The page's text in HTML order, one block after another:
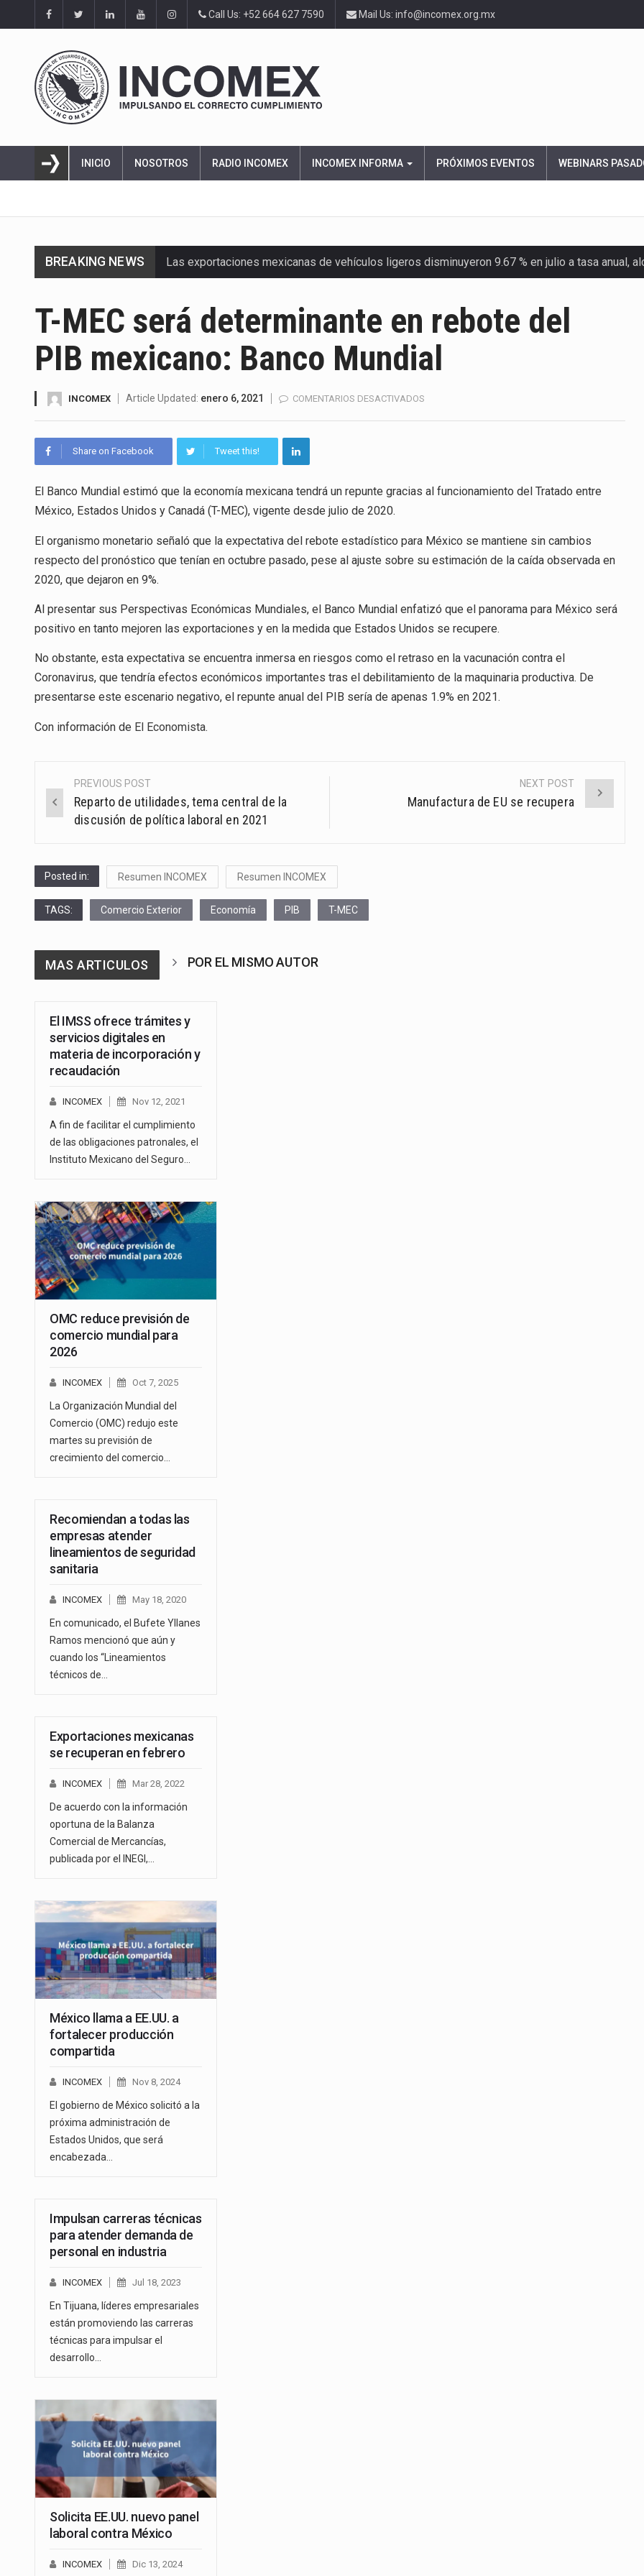
Call Us: +52 664 627 7590 Mail Us: info@incomex.org.mx
INICIO NOSOTROS RADIO INCOMEX INCOMEX INFORMA PRÓXIMOS EVENTOS WEBINARS
BREAKING NEWS Las exportaciones mexicanas de vehículos ligeros disminuyeron 9.67 % en julio a tasa anual,
La Coalition for a Prosperous America (CPA) solicitó al gobierno de Estados Unidos mantener
Solo el 17.8 % de las empresas en México se considera totalmente preparada para la…
Ante la suspensión temporal de las inspecciones sanitarias del Departamento de Agricultura
Los créditos fiscales determinados a empresas IMMEX rara vez nacen de una interpretación
La industria automotriz mexicana concentra más de la mitad de las quejas bajo el Mecanismo…
La inversión fija bruta en México registró un aumento de 1.1% interanual en mayo de…
El Departamento de Agricultura de Estados Unidos (USDA) suspendió el 5 de agosto de 2026…
T-MEC será determinante en rebote del
PIB mexicano: Banco Mundial
INCOMEX Article Updated: enero 6, 2021 COMENTARIOS DESACTIVADOS
REBOTE
MEXICANO:
MUNDIAL
Share on Facebook Tweet this!
El Banco Mundial estimó que la economía mexicana tendrá un repunte gracias al funcionamiento del Tratado entre
México, Estados Unidos y Canadá (T-MEC), vigente desde julio de 2020.
El organismo monetario señaló que la expectativa del rebote estadístico para México se mantiene sin cambios
respecto del pronóstico que tenían en octubre pasado, pese al ajuste sobre su estimación de la caída observada en
2020, que dejaron en 9%.
Al presentar sus Perspectivas Económicas Mundiales, el Banco Mundial enfatizó que el panorama para México será
positivo en tanto mejoren las exportaciones y en la medida que Estados Unidos se recupere.
No obstante, esta expectativa se encuentra inmersa en riesgos como el retraso en la vacunación contra el
Coronavirus, que tendría efectos económicos importantes tras el debilitamiento de la maquinaria productiva. De
presentarse este escenario negativo, el repunte anual del PIB sería de apenas 1.9% en 2021.
Con información de El Economista.
Post
navigation
PREVIOUS POST
Reparto de utilidades, tema central de la
discusión de política laboral en 2021
NEXT POST
Manufactura de EU se recupera
Posted in: Resumen INCOMEX Resumen INCOMEX
TAGS: Comercio Exterior Economía PIB T-MEC
MAS ARTICULOS POR EL MISMO AUTOR
El IMSS ofrece trámites y
servicios digitales en
materia de incorporación y
recaudación
INCOMEX Nov 12, 2021
A fin de facilitar el cumplimiento
de las obligaciones patronales, el
Instituto Mexicano del Seguro…
OMC reduce previsión de
comercio mundial para
2026
INCOMEX Oct 7, 2025
La Organización Mundial del
Comercio (OMC) redujo este
martes su previsión de
crecimiento del comercio…
Recomiendan a todas las
empresas atender
lineamientos de seguridad
sanitaria
INCOMEX May 18, 2020
En comunicado, el Bufete Yllanes
Ramos mencionó que aún y
cuando los “Lineamientos
técnicos de…
Exportaciones mexicanas
se recuperan en febrero
INCOMEX Mar 28, 2022
De acuerdo con la información
oportuna de la Balanza
Comercial de Mercancías,
publicada por el INEGI,…
México llama a EE.UU. a
fortalecer producción
compartida
INCOMEX Nov 8, 2024
El gobierno de México solicitó a la
próxima administración de
Estados Unidos, que será
encabezada…
Impulsan carreras técnicas
para atender demanda de
personal en industria
INCOMEX Jul 18, 2023
En Tijuana, líderes empresariales
están promoviendo las carreras
técnicas para impulsar el
desarrollo…
Solicita EE.UU. nuevo panel
laboral contra México
INCOMEX Dic 13, 2024